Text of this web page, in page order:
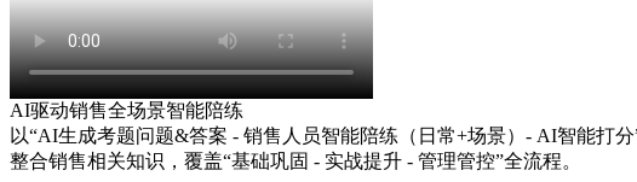
AI驱动销售全场景智能陪练
以“AI生成考题问题&答案 - 销售人员智能陪练（日常+场景）- AI智能打分”为
整合销售相关知识，覆盖“基础巩固 - 实战提升 - 管理管控”全流程。